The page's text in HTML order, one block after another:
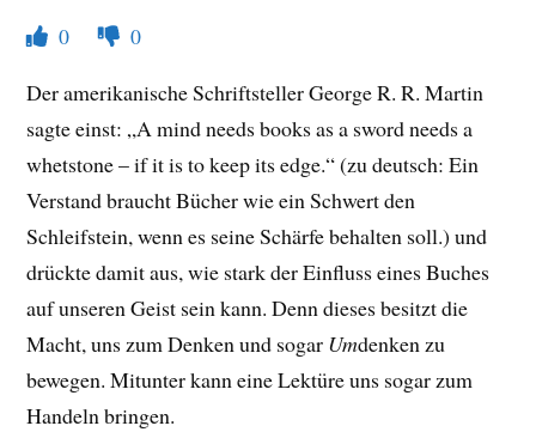
0
0
Der amerikanische Schriftsteller George R. R. Martin
sagte einst: „A mind needs books as a sword needs a
whetstone – if it is to keep its edge.“ (zu deutsch: Ein
Verstand braucht Bücher wie ein Schwert den
Schleifstein, wenn es seine Schärfe behalten soll.) und
drückte damit aus, wie stark der Einfluss eines Buches
auf unseren Geist sein kann. Denn dieses besitzt die
Macht, uns zum Denken und sogar Umdenken zu
bewegen. Mitunter kann eine Lektüre uns sogar zum
Handeln bringen.